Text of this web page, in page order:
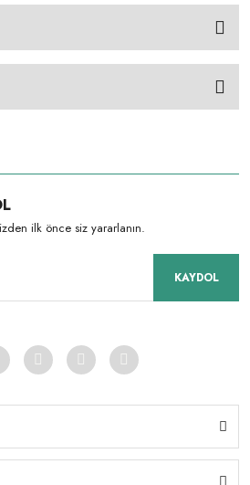
ilk önce siz yararlanın.
KAYDOL